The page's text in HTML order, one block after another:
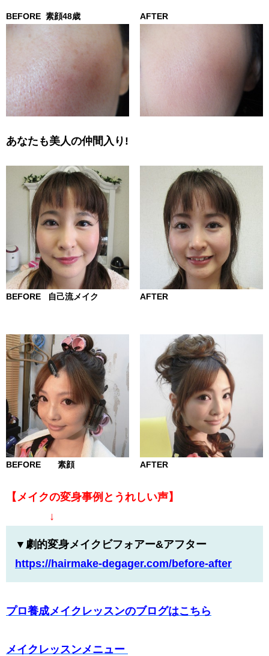
BEFORE 素顔48歳 AFTER
あなたも美人の仲間入り!
BEFORE 自己流メイク AFTER
BEFORE 素顔 AFTER
【メイクの変身事例とうれしい声】
↓
▼劇的変身メイクビフォアー&アフター
https://hairmake-degager.com/before-after
プロ養成メイクレッスンのブログはこちら
メイクレッスンメニュー